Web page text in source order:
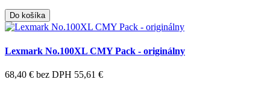
Do košíka
Lexmark No.100XL CMY Pack - originálny
68,40 € bez DPH 55,61 €